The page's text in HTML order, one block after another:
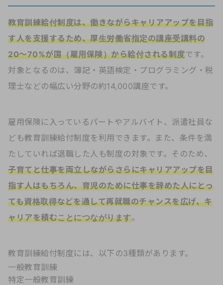
教育訓練給付制度は、働きながらキャリアアップを目指
す人を支援するため、厚生労働省指定の講座受講料の
20〜70%が国（雇用保険）から給付される制度です。
対象となるのは、簿記・英語検定・プログラミング・税
理士などの幅広い分野の約14,000講座です。
雇用保険に入っているパートやアルバイト、派遣社員な
ども教育訓練給付制度を利用できます。また、条件を満
たしていれば退職した人も制度の対象です。そのため、
子育てと仕事を両立しながらさらにキャリアアップを目
指す人はもちろん、育児のために仕事を辞めた人にとっ
ても資格取得などを通して再就職のチャンスを広げ、キ
ャリアを積むことにつながります。
教育訓練給付制度には、以下の3種類があります。
一般教育訓練
特定一般教育訓練